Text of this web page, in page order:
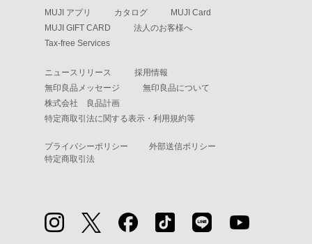
MUJI アプリ カタログ
MUJI Card
MUJI GIFT CARD
法人のお客様へ
Tax-free Services
ニュースリリース
採用情報
無印良品メッセージ
無印良品について
株式会社 良品計画
特定商取引法に関する表示・利用規約等
プライバシーポリシー
外部送信ポリシー
特定商取引法